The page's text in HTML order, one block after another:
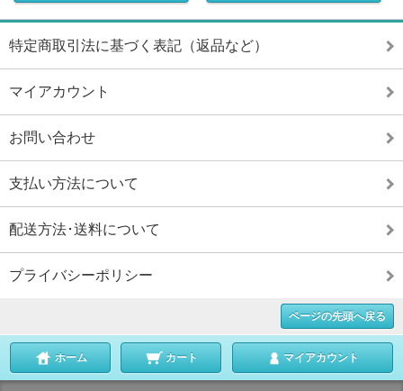
特定商取引法に基づく表記（返品など）
マイアカウント
お問い合わせ
支払い方法について
配送方法･送料について
プライバシーポリシー
ページの先頭へ戻る
ホーム カート マイアカウント